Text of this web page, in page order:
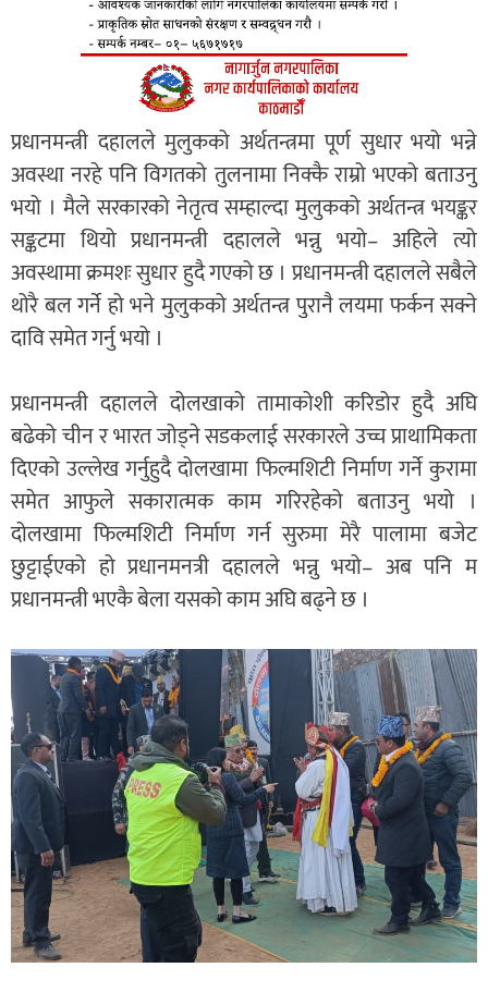
प्रधानमन्त्री दहालले मुलुकको अर्थतन्त्रमा पूर्ण सुधार भयो भन्ने
अवस्था नरहे पनि विगतको तुलनामा निक्कै राम्रो भएको बताउनु
भयो । मैले सरकारको नेतृत्व सम्हाल्दा मुलुकको अर्थतन्त्र भयङ्कर
सङ्कटमा थियो प्रधानमन्त्री दहालले भन्नु भयो– अहिले त्यो
अवस्थामा क्रमशः सुधार हुदै गएको छ । प्रधानमन्त्री दहालले सबैले
थोरै बल गर्ने हो भने मुलुकको अर्थतन्त्र पुरानै लयमा फर्कन सक्ने
दावि समेत गर्नु भयो ।
प्रधानमन्त्री दहालले दोलखाको तामाकोशी करिडोर हुदै अघि
बढेको चीन र भारत जोड्ने सडकलाई सरकारले उच्च प्राथामिकता
दिएको उल्लेख गर्नुहुदै दोलखामा फिल्मशिटी निर्माण गर्ने कुरामा
समेत आफुले सकारात्मक काम गरिरहेको बताउनु भयो ।
दोलखामा फिल्मशिटी निर्माण गर्न सुरुमा मेरै पालामा बजेट
छुट्टाईएको हो प्रधानमनत्री दहालले भन्नु भयो– अब पनि म
प्रधानमन्त्री भएकै बेला यसको काम अघि बढ्ने छ ।